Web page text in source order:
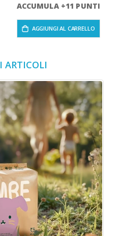
ACCUMULA +11 PUNTI
AGGIUNGI AL CARRELLO
ARTICOLI